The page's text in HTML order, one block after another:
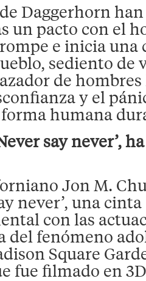
Daggerhorn
un pacto con el
e inicia una
sediento de
de
y el
humana
say never’,
Jon M.
never’, una
con las
del fenómeno
Square
fue filmado en